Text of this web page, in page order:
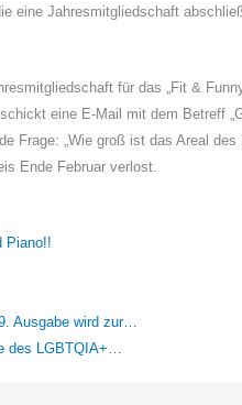
eine Jahresmitgliedschaft
für das „Fit &
eine E-Mail mit dem Betreff
Frage: „Wie groß ist das Areal
Ende Februar verlost.
Piano!!
Ausgabe wird zur…
des LGBTQIA+…